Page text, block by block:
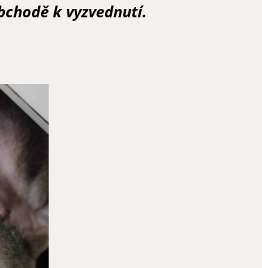
k vyzvednutí.